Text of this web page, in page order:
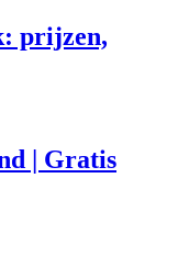
prijzen,
| Gratis